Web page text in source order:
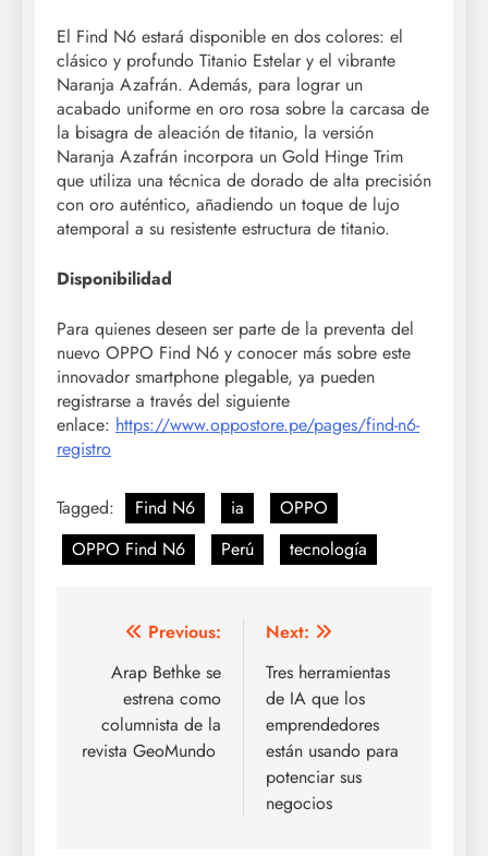
El Find N6 estará disponible en dos colores: el
clásico y profundo Titanio Estelar y el vibrante
Naranja Azafrán. Además, para lograr un
acabado uniforme en oro rosa sobre la carcasa de
la bisagra de aleación de titanio, la versión
Naranja Azafrán incorpora un Gold Hinge Trim
que utiliza una técnica de dorado de alta precisión
con oro auténtico, añadiendo un toque de lujo
atemporal a su resistente estructura de titanio.
Disponibilidad
Para quienes deseen ser parte de la preventa del
nuevo OPPO Find N6 y conocer más sobre este
innovador smartphone plegable, ya pueden
registrarse a través del siguiente
enlace: https://www.oppostore.pe/pages/find-n6-
registro
Tagged: Find N6 ia
OPPO
OPPO Find N6
Perú tecnología
Post
navigation
Previous:
Arap Bethke se
estrena como
columnista de la
revista GeoMundo
Next:
Tres herramientas
de IA que los
emprendedores
están usando para
potenciar sus
negocios